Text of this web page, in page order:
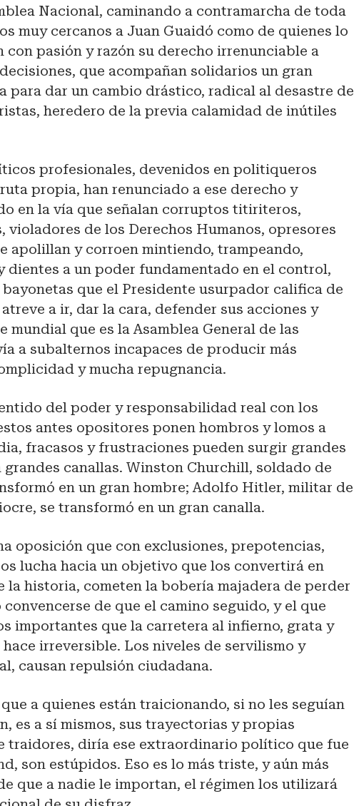
Nacional, caminando a contramarcha de toda
muy cercanos a Juan Guaidó como de quienes lo
con pasión y razón su derecho irrenunciable a
que acompañan solidarios un gran
para dar un cambio drástico, radical al desastre de
heredero de la previa calamidad de inútiles
profesionales, devenidos en politiqueros
propia, han renunciado a ese derecho y
en la vía que señalan corruptos titiriteros,
violadores de los Derechos Humanos, opresores
apolillan y corroen mintiendo, trampeando,
dientes a un poder fundamentado en el control,
que el Presidente usurpador califica de
a ir, dar la cara, defender sus acciones y
mundial que es la Asamblea General de las
a subalternos incapaces de producir más
y mucha repugnancia.
del poder y responsabilidad real con los
antes opositores ponen hombros y lomos a
fracasos y frustraciones pueden surgir grandes
canallas. Winston Churchill, soldado de
en un gran hombre; Adolfo Hitler, militar de
se transformó en un gran canalla.
oposición que con exclusiones, prepotencias,
lucha hacia un objetivo que los convertirá en
la historia, cometen la bobería majadera de perder
de que el camino seguido, y el que
importantes que la carretera al infierno, grata y
irreversible. Los niveles de servilismo y
causan repulsión ciudadana.
a quienes están traicionando, si no les seguían
es a sí mismos, sus trayectorias y propias
traidores, diría ese extraordinario político que fue
son estúpidos. Eso es lo más triste, y aún más
que a nadie le importan, el régimen los utilizará